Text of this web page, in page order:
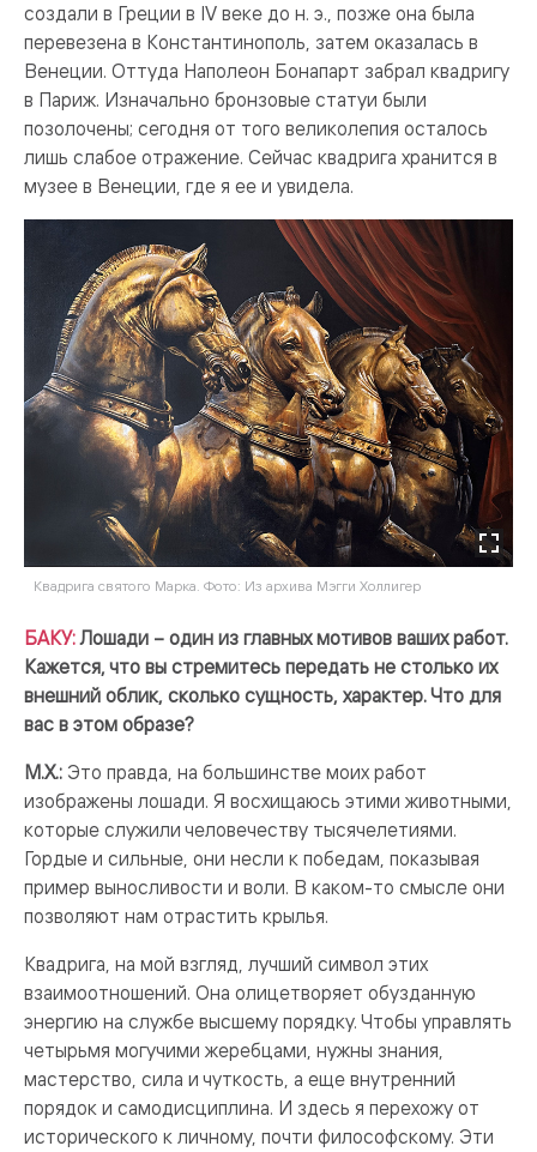
создали в Греции в IV веке до н. э., позже она была
перевезена в Константинополь, затем оказалась в
Венеции. Оттуда Наполеон Бонапарт забрал квадригу
в Париж. Изначально бронзовые статуи были
позолочены; сегодня от того великолепия осталось
лишь слабое отражение. Сейчас квадрига хранится в
музее в Венеции, где я ее и увидела.
Квадрига святого Марка. Фото: Из архива Мэгги Холлигер
БАКУ:Лошади – один из главных мотивов ваших работ.
Кажется, что вы стремитесь передать не столько их
внешний облик, сколько сущность, характер. Что для
вас в этом образе?
М.Х.: Это правда, на большинстве моих работ
изображены лошади. Я восхищаюсь этими животными,
которые служили человечеству тысячелетиями.
Гордые и сильные, они несли к победам, показывая
пример выносливости и воли. В каком-то смысле они
позволяют нам отрастить крылья.
Квадрига, на мой взгляд, лучший символ этих
взаимоотношений. Она олицетворяет обузданную
энергию на службе высшему порядку. Чтобы управлять
четырьмя могучими жеребцами, нужны знания,
мастерство, сила и чуткость, а еще внутренний
порядок и самодисциплина. И здесь я перехожу от
исторического к личному, почти философскому. Эти